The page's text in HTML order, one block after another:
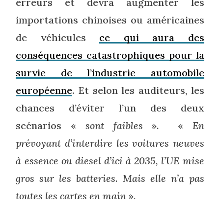
importations chinoises ou américaines
de véhicules ce qui aura des
conséquences catastrophiques pour la
survie de l’industrie automobile
européenne. Et selon les auditeurs, les
chances d’éviter l’un des deux
scénarios « sont faibles ». « En
prévoyant d’interdire les voitures neuves
à essence ou diesel d’ici à 2035, l’UE mise
gros sur les batteries. Mais elle n’a pas
toutes les cartes en main ».